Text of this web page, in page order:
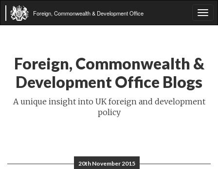
Foreign, Commonwealth & Development Office
Foreign, Commonwealth &
Development Office Blogs
A unique insight into UK foreign and development
policy
20th November 2015